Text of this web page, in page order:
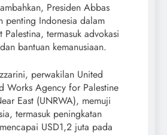
Presiden Abbas
penting Indonesia dalam
Palestina, termasuk advokasi
bantuan kemanusiaan.
perwakilan United
Works Agency for Palestine
East (UNRWA), memuji
termasuk peningkatan
USD1,2 juta pada